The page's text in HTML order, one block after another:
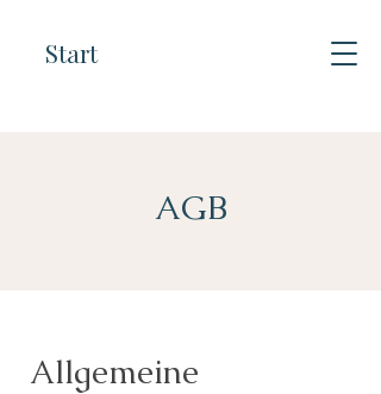
Start
AGB
Allgemeine